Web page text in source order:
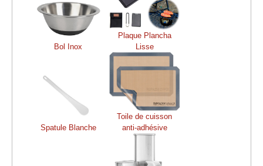
Bol Inox
Plaque Plancha
Lisse
Spatule Blanche
Toile de cuisson
anti-adhésive